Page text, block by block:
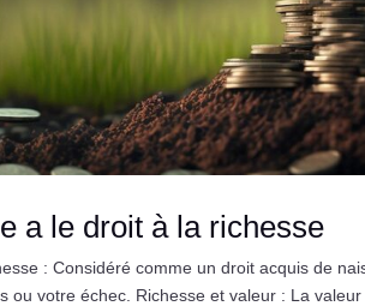
a le droit à la richesse
: Considéré comme un droit acquis de
ou votre échec. Richesse et valeur : La